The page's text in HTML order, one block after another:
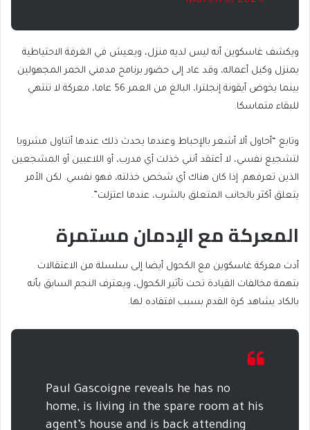
ويكشف غاسكوين أنه ليس لديه منزل، ويعيش في الغرفة الاحتياطية
بمنزل وكيل أعماله، وقد عاد إلى حضور برنامج مدمني الخمر المجهولين
بينما يخوض أيقونة إنجلترا، البالغ من العمر 56 عاما، معركة لا تنتهي
للبقاء متماسكا.
وتابع “أحاول ألا أشعر بالإحباط وعندما يحدث ذلك عندها أتناول مشروبا
لتشجيع نفسي، لا أعتقد أنني خذلت أي مدرب، أو اللاعبين أو المشجعين
الذين تعرفهم. إذا كان هناك أي شخص خذلته، فهو نفسي. لكن الأمر
يتعلق أكثر بالجانب المتعلق بالشرب، عندما اعتزلت”.
المعركة مع الإدمان مستمرة
أدت معركة غاسكوين مع الكحول أيضا إلى سلسلة من الاعتقالات
بتهمة مخالفات القيادة تحت تأثير الكحول، ويعترف النجم السابق بأنه
بالكاد يشاهد كرة القدم بسبب افتقاده لها.
Paul Gascoigne reveals he has no
home, is living in the spare room at his
agent’s house and is back attending